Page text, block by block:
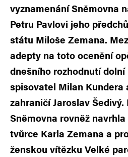
vyznamenání Sněmovna
Petru Pavlovi jeho
státu Miloše Zemana.
adepty na toto ocenění
dnešního rozhodnutí
spisovatel Milan
zahraničí Jaroslav Šedivý.
Sněmovna rovněž
tvůrce Karla Zemana a
ženskou vítězku Velké